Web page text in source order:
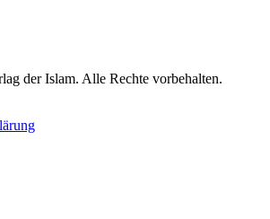
der Islam. Alle Rechte vorbehalten.